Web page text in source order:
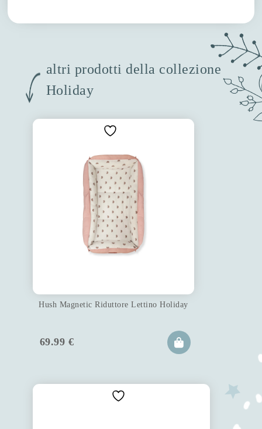
altri prodotti della collezione
Holiday
Hush Magnetic Riduttore Lettino Holiday
69.99 €